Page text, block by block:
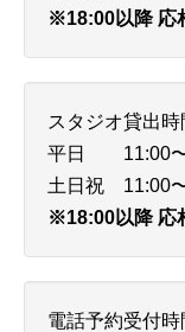
※18:00以降 応
スタジオ貸出時
平日 11:00〜
土日祝 11:00
※18:00以降 応
電話予約受付時